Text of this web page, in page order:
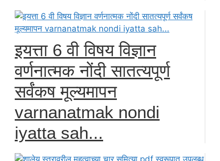
इयत्ता 6 वी विषय विज्ञान
वर्णनात्मक नोंदी सातत्यपूर्ण
सर्वंकष मूल्यमापन
varnanatmak nondi
iyatta sah...